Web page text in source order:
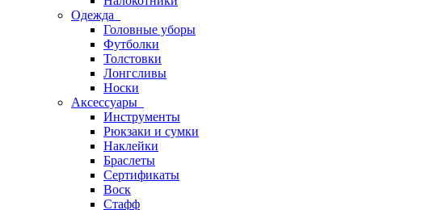
Одежда
Головные уборы
Футболки
Толстовки
Лонгсливы
Носки
Аксессуары
Инструменты
Рюкзаки и сумки
Наклейки
Браслеты
Сертификаты
Воск
Стафф